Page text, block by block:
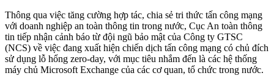
Thông qua việc tăng cường hợp tác, chia sẻ tri thức tấn công mạng
với doanh nghiệp an toàn thông tin trong nước, Cục An toàn thông
tin tiếp nhận cảnh báo từ đội ngũ bảo mật của Công ty GTSC
(NCS) về việc đang xuất hiện chiến dịch tấn công mạng có chủ đích
sử dụng lỗ hổng zero-day, với mục tiêu nhắm đến là các hệ thống
máy chủ Microsoft Exchange của các cơ quan, tổ chức trong nước.